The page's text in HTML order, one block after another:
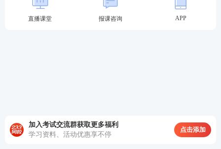
第四步：在规定时间内，点击【准考证打印】栏目，
直播课堂 报课咨询 APP
加入考试交流群获取更多福利
学习资料、活动优惠享不停
点击添加